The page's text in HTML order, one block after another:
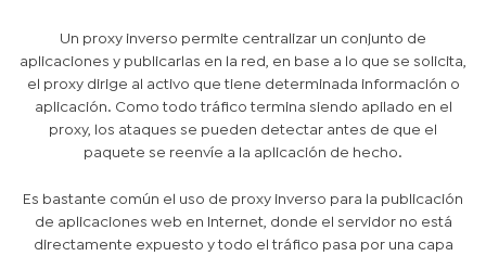
Un proxy inverso permite centralizar un conjunto de
aplicaciones y publicarlas en la red, en base a lo que se solicita,
el proxy dirige al activo que tiene determinada información o
aplicación. Como todo tráfico termina siendo apilado en el
proxy, los ataques se pueden detectar antes de que el
paquete se reenvíe a la aplicación de hecho.
Es bastante común el uso de proxy inverso para la publicación
de aplicaciones web en Internet, donde el servidor no está
directamente expuesto y todo el tráfico pasa por una capa